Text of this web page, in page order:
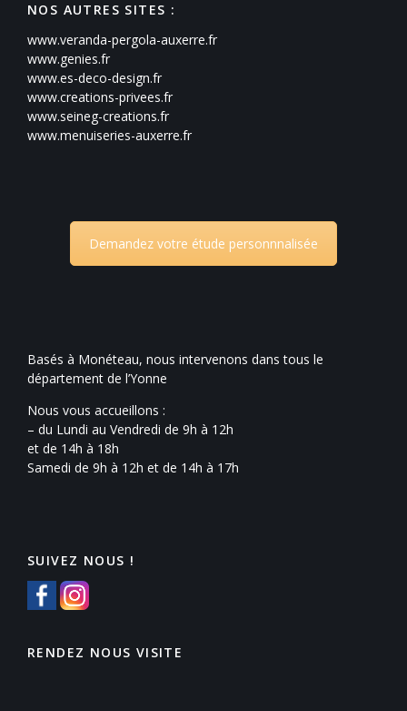
NOS AUTRES SITES :
www.veranda-pergola-auxerre.fr
www.genies.fr
www.es-deco-design.fr
www.creations-privees.fr
www.seineg-creations.fr
www.menuiseries-auxerre.fr
Demandez votre étude personnnalisée
Basés à Monéteau, nous intervenons dans tous le
département de l’Yonne
Nous vous accueillons :
– du Lundi au Vendredi de 9h à 12h
et de 14h à 18h
Samedi de 9h à 12h et de 14h à 17h
SUIVEZ NOUS !
RENDEZ NOUS VISITE